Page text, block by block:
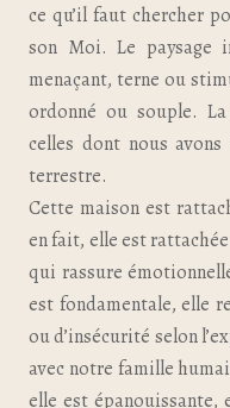
ce qu’il faut chercher
son Moi. Le
menaçant, terne ou
ordonné ou souple.
celles dont nous
terrestre.
Cette maison est
en fait, elle est
qui rassure
est fondamentale, elle
ou d’insécurité selon
avec notre famille
elle est épanouissante,